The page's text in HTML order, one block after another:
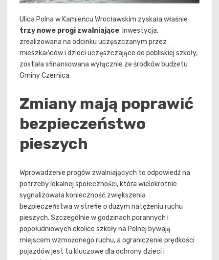
Ulica Polna w Kamieńcu Wrocławskim zyskała właśnie
trzy nowe progi zwalniające. Inwestycja,
zrealizowana na odcinku uczęszczanym przez
mieszkańców i dzieci uczęszczające do pobliskiej szkoły,
została sfinansowana wyłącznie ze środków budżetu
Gminy Czernica.
Zmiany mają poprawić
bezpieczeństwo
pieszych
Wprowadzenie progów zwalniających to odpowiedź na
potrzeby lokalnej społeczności, która wielokrotnie
sygnalizowała konieczność zwiększenia
bezpieczeństwa w strefie o dużym natężeniu ruchu
pieszych. Szczególnie w godzinach porannych i
popołudniowych okolice szkoły na Polnej bywają
miejscem wzmożonego ruchu, a ograniczenie prędkości
pojazdów jest tu kluczowe dla ochrony dzieci i